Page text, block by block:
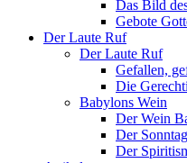
Das Bild
Gebote
Der Laute Ruf
Der Laute Ruf
Gefallen,
Die
Babylons Wein
Der Wein
Der
Der